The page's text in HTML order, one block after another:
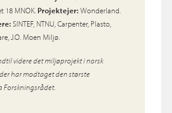
18 MNOK. Projektejer:Wonderland.
SINTEF, NTNU, Carpenter, Plasto,
J.O. Moen Miljø.
videre det miljøprojekt i norsk
har modtaget den største
Forskningsrådet.